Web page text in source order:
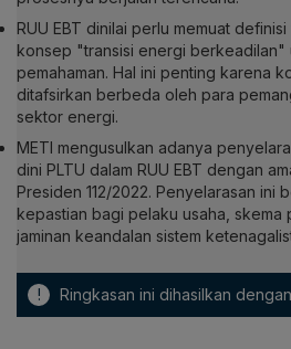
RUU EBT dinilai perlu memuat
konsep "transisi energi berkeadilan"
pemahaman. Hal ini penting karena
ditafsirkan berbeda oleh para
sektor energi.
METI mengusulkan adanya
dini PLTU dalam RUU EBT dengan
Presiden 112/2022. Penyelarasan ini
kepastian bagi pelaku usaha, skema
jaminan keandalan sistem
! Ringkasan ini dihasilkan